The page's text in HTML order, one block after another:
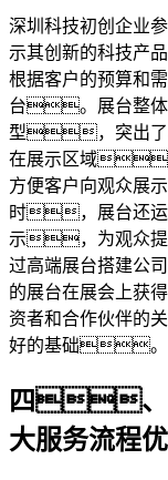
深圳科技初创企
示其创新的科技产
根据客户的预算和
台。展台整体
型，突出了
在展示区域
方便客户向观众展
时，展台还运
示，为观众
过高端展台搭建
的展台在展会上获
资者和合作伙伴的
好的基础。
四、
大服务流程